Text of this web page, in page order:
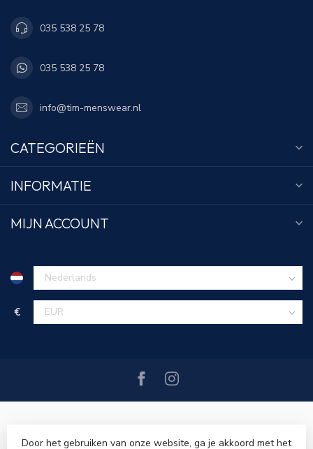
035 538 25 78
035 538 25 78
info@tim-menswear.nl
CATEGORIEËN
INFORMATIE
MIJN ACCOUNT
€
Door het gebruiken van onze website, ga je akkoord met het